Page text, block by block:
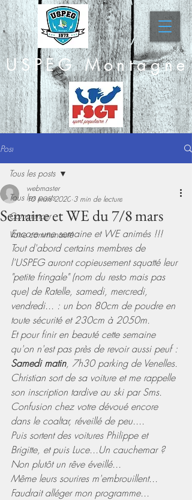
USPEG Montagne
Post
Tous les posts
Commencer
Votre communauté
Tous les posts
Semaine et WE du 7/8 mars
webmaster
10 mars 2020 3 min de lecture
Encore une semaine et WE animés !!!
Tout d'abord certains membres de
l'USPEG auront copieusement squatté leur
"petite fringale" (nom du resto mais pas
que) de Ratelle, samedi, mercredi,
vendredi... : un bon 80cm de poudre en
toute sécurité et 230cm à 2050m.
Et pour finir en beauté cette semaine
qu'on n'est pas près de revoir aussi peuf :
Samedi matin, 7h30 parking de Venelles.
Christian sort de sa voiture et me rappelle
son inscription tardive au ski par Sms.
Confusion chez votre dévoué encore
dans le coaltar, réveillé de peu....
Puis sortent des voitures Philippe et
Brigitte, et puis Luce...Un cauchemar ?
Non plutôt un rêve éveillé...
Même leurs sourires m'embrouillent...
Faudrait alléger mon programme...